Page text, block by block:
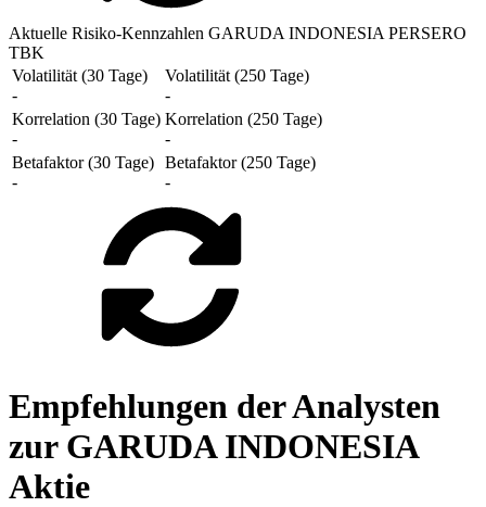
Aktuelle Risiko-Kennzahlen GARUDA INDONESIA PERSERO
TBK
Volatilität (30 Tage)
-
Volatilität (250 Tage)
-
Korrelation (30 Tage)
-
Korrelation (250 Tage)
-
Betafaktor (30 Tage)
-
Betafaktor (250 Tage)
-
Empfehlungen der Analysten
zur GARUDA INDONESIA
Aktie